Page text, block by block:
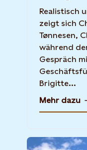
Realistisch
zeigt sich
Tønnesen,
während
Gespräch
Brigitte...
Mehr dazu